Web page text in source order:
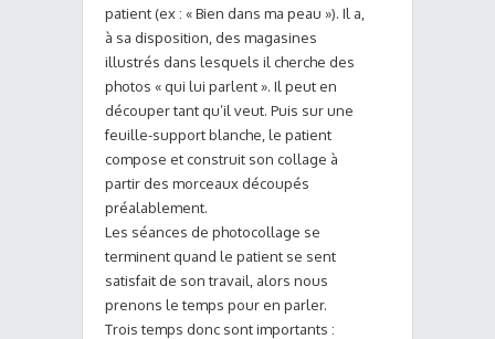
patient (ex : « Bien dans ma peau »). Il a,
à sa disposition, des magasines
illustrés dans lesquels il cherche des
photos « qui lui parlent ». Il peut en
découper tant qu’il veut. Puis sur une
feuille-support blanche, le patient
compose et construit son collage à
partir des morceaux découpés
préalablement.
Les séances de photocollage se
terminent quand le patient se sent
satisfait de son travail, alors nous
prenons le temps pour en parler.
Trois temps donc sont importants :